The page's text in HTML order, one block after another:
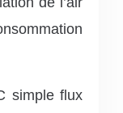
simple flux